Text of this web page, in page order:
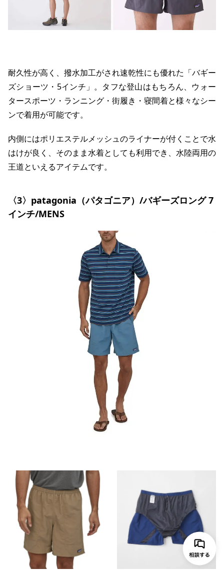
耐久性が高く、撥水加工がされ速乾性にも優れた「バギー
ズショーツ・5インチ」。タフな登山はもちろん、ウォー
タースポーツ・ランニング・街履き・寝間着と様々なシー
ンで着用が可能です。
内側にはポリエステルメッシュのライナーが付くことで水
はけが良く、そのまま水着としても利用でき、水陸両用の
王道といえるアイテムです。
〈3〉patagonia（パタゴニア）/バギーズロング 7
インチ/MENS